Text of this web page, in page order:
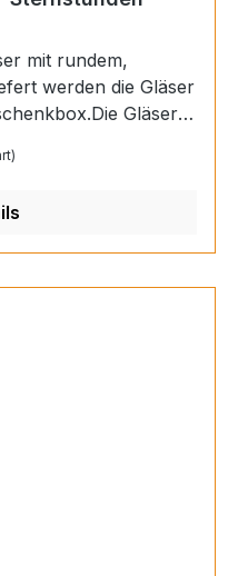
mit rundem,
werden die Gläser
Gläser
und her270ml